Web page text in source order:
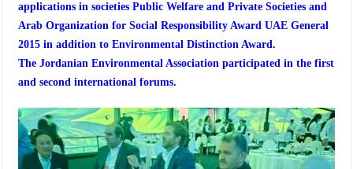
applications in societies Public Welfare and Private Societies and
Arab Organization for Social Responsibility Award UAE General
2015 in addition to Environmental Distinction Award.
The Jordanian Environmental Association participated in the first
and second international forums.